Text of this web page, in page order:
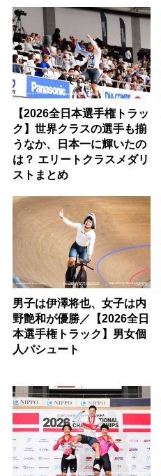
【2026全日本選手権トラッ
ク】世界クラスの選手も揃
うなか、日本一に輝いたの
は？ エリートクラスメダリ
ストまとめ
男子は伊澤将也、女子は内
野艶和が優勝／【2026全日
本選手権トラック】男女個
人パシュート